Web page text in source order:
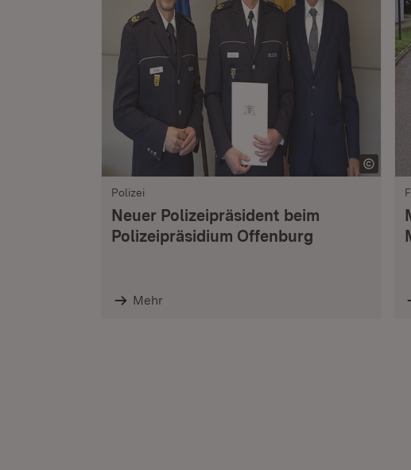
Polizei
Neuer Polizeipräsident beim
Polizeipräsidium Offenburg
Mehr